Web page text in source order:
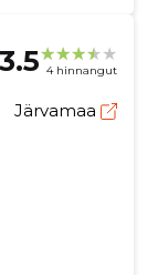
3.5 4 hinnangut
Järvamaa